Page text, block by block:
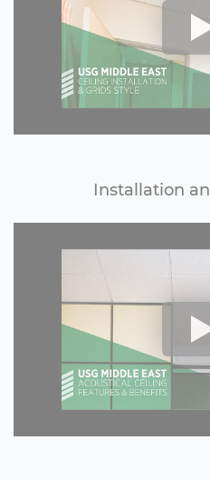
Installation